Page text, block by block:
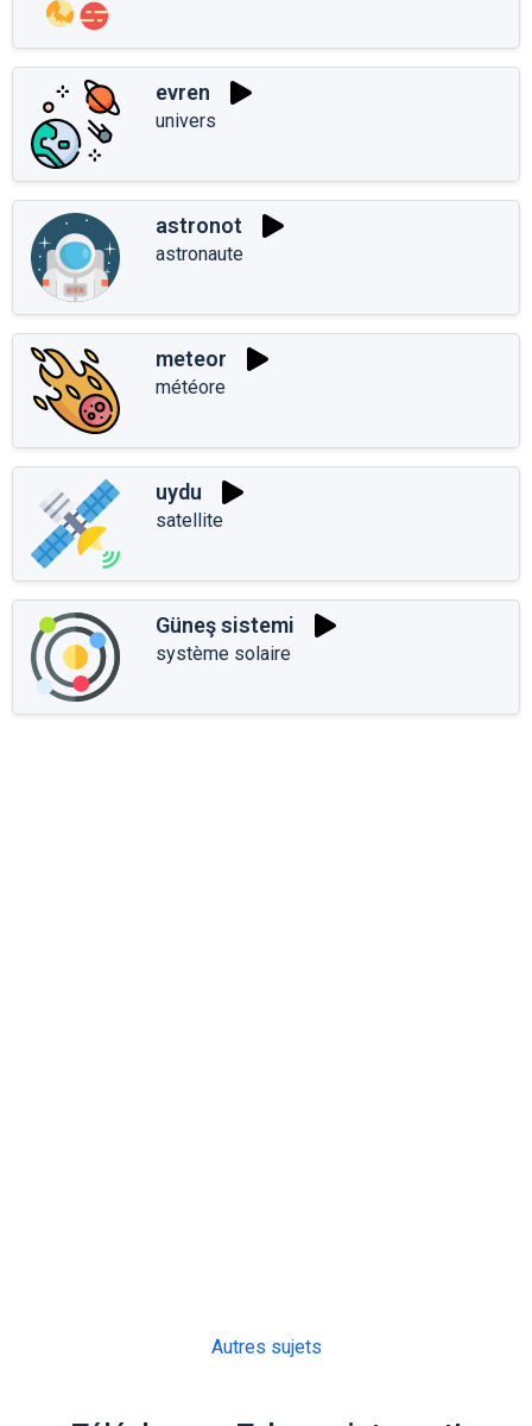
evren
univers
astronot
astronaute
meteor
météore
uydu
satellite
Güneş sistemi
système solaire
Autres sujets